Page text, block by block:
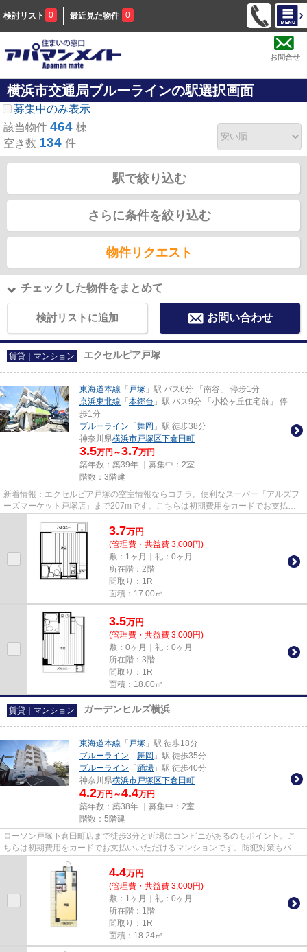
検討リスト 0 最近見た物件 0
お問合せ
横浜市交通局ブルーラインの駅選択画面
募集中のみ表示
該当物件 464 棟
空き数 134 件
駅で絞り込む
さらに条件を絞り込む
物件リクエスト
チェックした物件をまとめて
検討リストに追加 お問い合わせ
賃貸｜マンション エクセルピア戸塚
東海道本線 「 戸塚 」駅 バス6分 「南谷」 停歩1分
京浜東北線 「 本郷台 」駅 バス9分 「小松ヶ丘住宅前」 停
歩1分
ブルーライン 「 舞岡 」駅 徒歩38分
神奈川県横浜市戸塚区下倉田町
3.5万円～3.7万円
築年数：築39年 ｜募集中： 2室
階数：3階建
新着情報：エクセルピア戸塚の空室情報ならコチラ。便利なスーパー「アルズフ
ーズマーケット戸塚店」まで207mです。こちらは初期費用をカードでお支払い
3.7万円
(管理費・共益費 3,000円)
敷：1ヶ月｜礼：0ヶ月
所在階：2階
間取り：1R
面積：17.00㎡
3.5万円
(管理費・共益費 3,000円)
敷：0ヶ月｜礼：0ヶ月
所在階：3階
間取り：1R
面積：18.00㎡
賃貸｜マンション ガーデンヒルズ横浜
東海道本線 「 戸塚 」駅 徒歩18分
ブルーライン 「 舞岡 」駅 徒歩35分
ブルーライン 「 踊場 」駅 徒歩40分
神奈川県横浜市戸塚区下倉田町
4.2万円～4.4万円
築年数：築38年 ｜募集中： 2室
階数：5階建
ローソン戸塚下倉田町店まで徒歩3分と近場にコンビニがあるのもポイント。こ
ちらは初期費用をカードでお支払いいただけるマンションです。防犯対策もバッ
チリなマンションタイプの物件...
4.4万円
(管理費・共益費 3,000円)
敷：1ヶ月｜礼：0ヶ月
所在階：1階
間取り：1R
面積：18.24㎡